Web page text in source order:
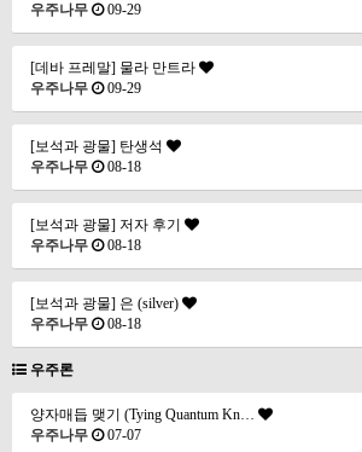
우주나무
09-29
[데바 프레말] 물라 만트라
우주나무
09-29
[보석과 광물] 탄생석
우주나무
08-18
[보석과 광물] 저자 후기
우주나무
08-18
[보석과 광물] 은 (silver)
우주나무
08-18
우주론
양자매듭 맺기 (Tying Quantum Kn…
우주나무
07-07